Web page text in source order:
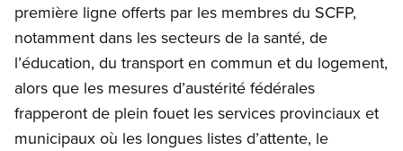
première ligne offerts par les membres du SCFP,
notamment dans les secteurs de la santé, de
l’éducation, du transport en commun et du logement,
alors que les mesures d’austérité fédérales
frapperont de plein fouet les services provinciaux et
municipaux où les longues listes d’attente, le